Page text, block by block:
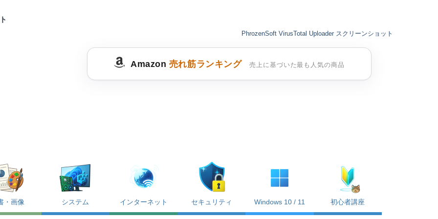
PhrozenSoft VirusTotal Uploader スクリーンショット
Amazon 売れ筋ランキング 売上に基づいた最も人気の商品
・画像 システム インターネット セキュリティ Windows 10 / 11 初心者講座